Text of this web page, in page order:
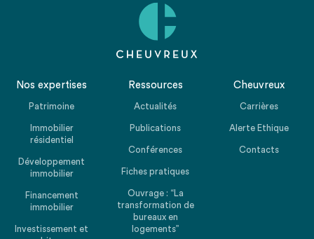
Nos expertises
Patrimoine
Immobilier
résidentiel
Développement
immobilier
Financement
immobilier
Investissement et
Ressources
Actualités
Publications
Conférences
Fiches pratiques
Ouvrage : “La
transformation de
bureaux en
logements”
Cheuvreux
Carrières
Alerte Ethique
Contacts